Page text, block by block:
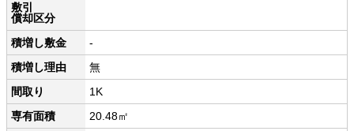
敷引
償却区分
積増し敷金
-
積増し理由
無
間取り
1K
専有面積
20.48㎡